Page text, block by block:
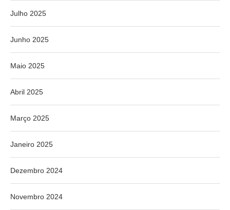
Julho 2025
Junho 2025
Maio 2025
Abril 2025
Março 2025
Janeiro 2025
Dezembro 2024
Novembro 2024